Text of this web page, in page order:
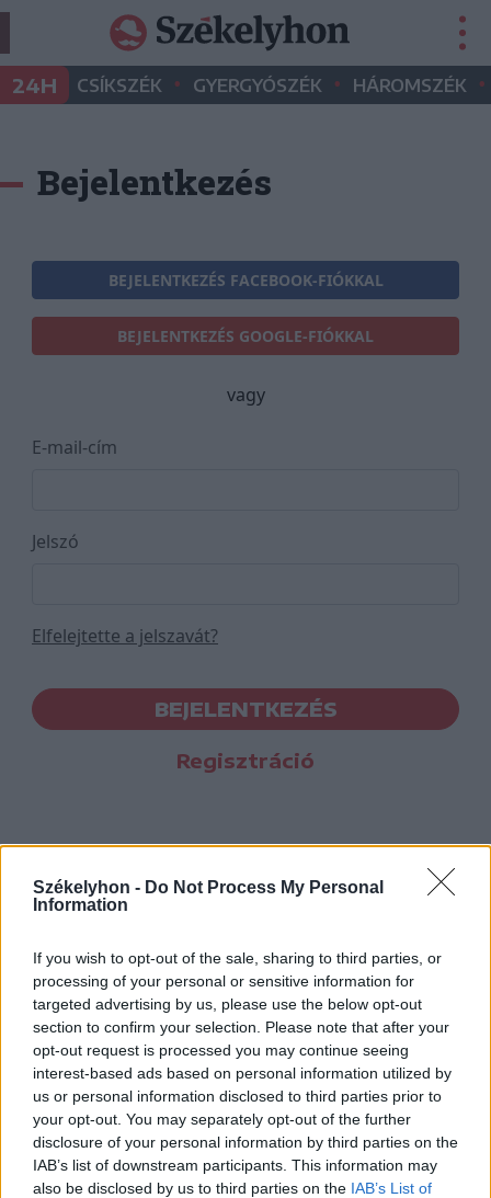
Székelyhon - Do Not Process My Personal
Information
If you wish to opt-out of the sale, sharing to third parties, or
processing of your personal or sensitive information for
targeted advertising by us, please use the below opt-out
section to confirm your selection. Please note that after your
opt-out request is processed you may continue seeing
interest-based ads based on personal information utilized by
us or personal information disclosed to third parties prior to
your opt-out. You may separately opt-out of the further
disclosure of your personal information by third parties on the
IAB’s list of downstream participants. This information may
also be disclosed by us to third parties on the IAB’s List of
24H CSÍKSZÉK • GYERGYÓSZÉK • HÁROMSZÉK •
Bejelentkezés
BEJELENTKEZÉS FACEBOOK-FIÓKKAL
BEJELENTKEZÉS GOOGLE-FIÓKKAL
vagy
E-mail-cím
Jelszó
Elfelejtette a jelszavát?
BEJELENTKEZÉS
Regisztráció
Hasznos
Impresszum
Szerzői jogok
Adatvédelmi tájékoztató
Cookie-kezelési tájékoztató